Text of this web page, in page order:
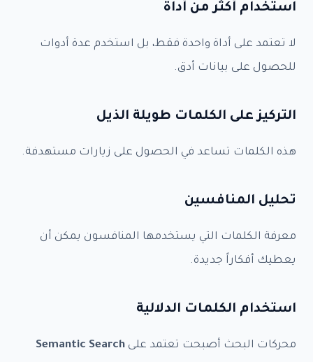
استخدام أكثر من أداة
لا تعتمد على أداة واحدة فقط، بل استخدم عدة أدوات
للحصول على بيانات أدق.
التركيز على الكلمات طويلة الذيل
هذه الكلمات تساعد في الحصول على زيارات مستهدفة.
تحليل المنافسين
معرفة الكلمات التي يستخدمها المنافسون يمكن أن
يعطيك أفكاراً جديدة.
استخدام الكلمات الدلالية
محركات البحث أصبحت تعتمد على Semantic Search
بيانات الدفع *